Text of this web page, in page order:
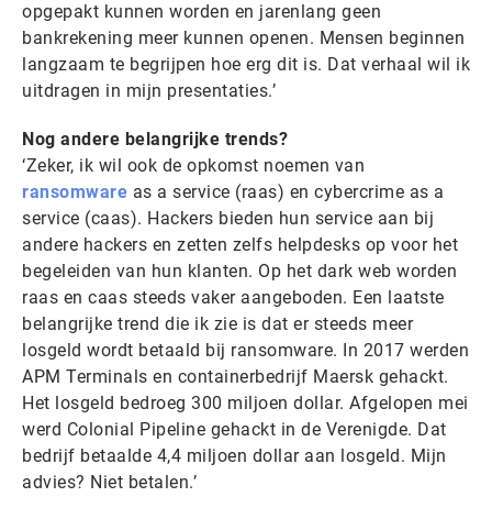
opgepakt kunnen worden en jarenlang geen
bankrekening meer kunnen openen. Mensen beginnen
langzaam te begrijpen hoe erg dit is. Dat verhaal wil ik
uitdragen in mijn presentaties.’
Nog andere belangrijke trends?
‘Zeker, ik wil ook de opkomst noemen van
ransomware as a service (raas) en cybercrime as a
service (caas). Hackers bieden hun service aan bij
andere hackers en zetten zelfs helpdesks op voor het
begeleiden van hun klanten. Op het dark web worden
raas en caas steeds vaker aangeboden. Een laatste
belangrijke trend die ik zie is dat er steeds meer
losgeld wordt betaald bij ransomware. In 2017 werden
APM Terminals en containerbedrijf Maersk gehackt.
Het losgeld bedroeg 300 miljoen dollar. Afgelopen mei
werd Colonial Pipeline gehackt in de Verenigde. Dat
bedrijf betaalde 4,4 miljoen dollar aan losgeld. Mijn
advies? Niet betalen.’